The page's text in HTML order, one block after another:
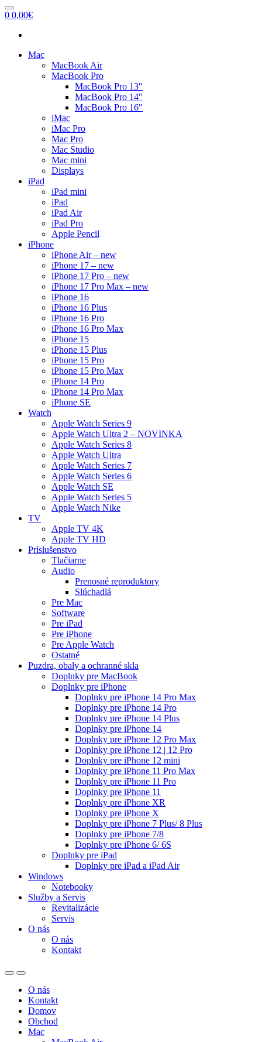
0 0,00€
Mac
MacBook Air
MacBook Pro
MacBook Pro 13″
MacBook Pro 14″
MacBook Pro 16″
iMac
iMac Pro
Mac Pro
Mac Studio
Mac mini
Displays
iPad
iPad mini
iPad
iPad Air
iPad Pro
Apple Pencil
iPhone
iPhone Air – new
iPhone 17 – new
iPhone 17 Pro – new
iPhone 17 Pro Max – new
iPhone 16
iPhone 16 Plus
iPhone 16 Pro
iPhone 16 Pro Max
iPhone 15
iPhone 15 Plus
iPhone 15 Pro
iPhone 15 Pro Max
iPhone 14 Pro
iPhone 14 Pro Max
iPhone SE
Watch
Apple Watch Series 9
Apple Watch Ultra 2 – NOVINKA
Apple Watch Series 8
Apple Watch Ultra
Apple Watch Series 7
Apple Watch Series 6
Apple Watch SE
Apple Watch Series 5
Apple Watch Nike
TV
Apple TV 4K
Apple TV HD
Príslušenstvo
Tlačiarne
Audio
Prenosné reproduktory
Slúchadlá
Pre Mac
Software
Pre iPad
Pre iPhone
Pre Apple Watch
Ostatné
Puzdra, obaly a ochranné skla
Doplnky pre MacBook
Doplnky pre iPhone
Doplnky pre iPhone 14 Pro Max
Doplnky pre iPhone 14 Pro
Doplnky pre iPhone 14 Plus
Doplnky pre iPhone 14
Doplnky pre iPhone 12 Pro Max
Doplnky pre iPhone 12 | 12 Pro
Doplnky pre iPhone 12 mini
Doplnky pre iPhone 11 Pro Max
Doplnky pre iPhone 11 Pro
Doplnky pre iPhone 11
Doplnky pre iPhone XR
Doplnky pre iPhone X
Doplnky pre iPhone 7 Plus/ 8 Plus
Doplnky pre iPhone 7/8
Doplnky pre iPhone 6/ 6S
Doplnky pre iPad
Doplnky pre iPad a iPad Air
Windows
Notebooky
Služby a Servis
Revitalizácie
Servis
O nás
O nás
Kontakt
O nás
Kontakt
Domov
Obchod
Mac